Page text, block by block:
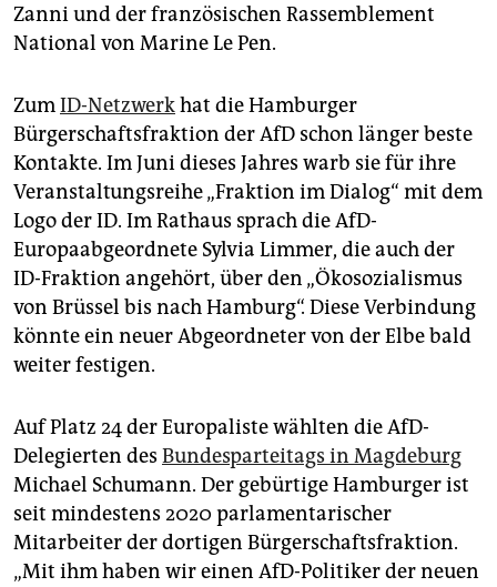
Zanni und der französischen Rassemblement
National von Marine Le Pen.
ZumID-Netzwerkhat die Hamburger
Bürgerschaftsfraktion der AfD schon länger beste
Kontakte. Im Juni dieses Jahres warb sie für ihre
Veranstaltungsreihe „Fraktion im Dialog“ mit dem
Logo der ID. Im Rathaus sprach die AfD-
Europaabgeordnete Sylvia Limmer, die auch der
ID-Fraktion angehört, über den „Ökosozialismus
von Brüssel bis nach Hamburg“. Diese Verbindung
könnte ein neuer Abgeordneter von der Elbe bald
weiter festigen.
Auf Platz 24 der Europaliste wählten die AfD-
Delegierten des Bundesparteitags in Magdeburg
Michael Schumann. Der gebürtige Hamburger ist
seit mindestens 2020 parlamentarischer
Mitarbeiter der dortigen Bürgerschaftsfraktion.
„Mit ihm haben wir einen AfD-Politiker der neuen